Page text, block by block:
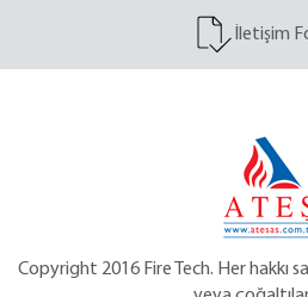
İletişim
Copyright 2016 Fire Tech. Her hakkı